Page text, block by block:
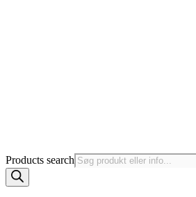
Products search